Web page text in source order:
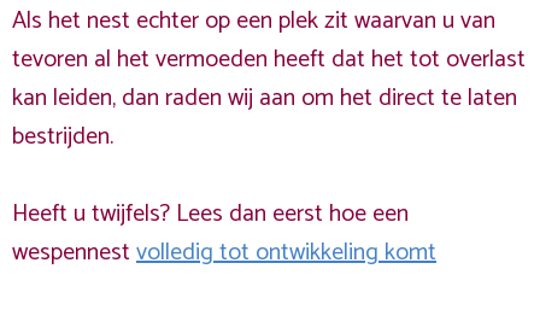
Als het nest echter op een plek zit waarvan u van
tevoren al het vermoeden heeft dat het tot overlast
kan leiden, dan raden wij aan om het direct te laten
bestrijden.
Heeft u twijfels? Lees dan eerst hoe een
wespennestvolledig tot ontwikkeling komt